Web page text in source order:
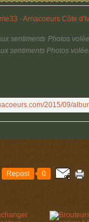
sentiments Photos
sentiments Photos
2015/09/
Repost 0